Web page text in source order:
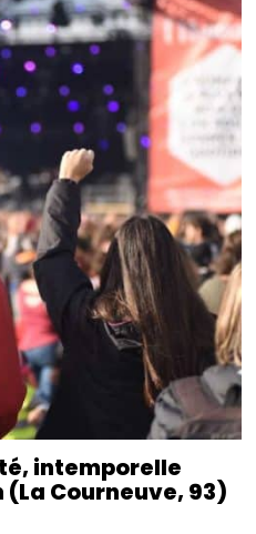
intemporelle
Courneuve, 93)